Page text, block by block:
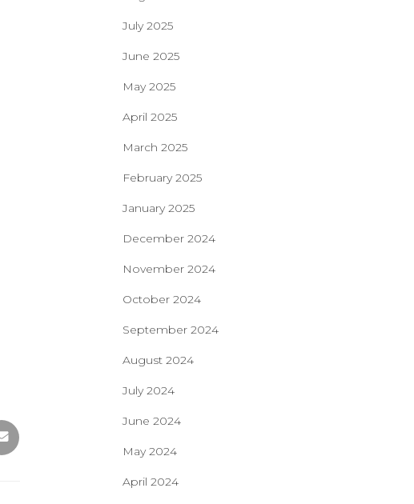
July 2025
June 2025
May 2025
April 2025
March 2025
February 2025
January 2025
December 2024
November 2024
October 2024
September 2024
August 2024
July 2024
June 2024
May 2024
April 2024